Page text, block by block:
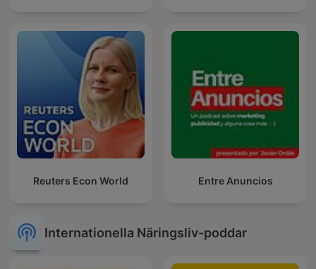
Reuters Econ World Entre Anuncios
Internationella Näringsliv-poddar